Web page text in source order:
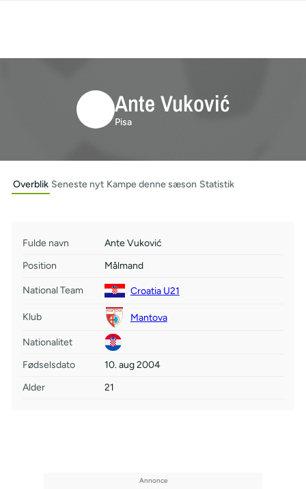
Ante Vuković
Pisa
Overblik Seneste nyt Kampe denne sæson Statistik
Fulde navn
Ante Vuković
Position
Målmand
National Team Croatia U21
Klub Mantova
Nationalitet
Fødselsdato
10. aug 2004
Alder
21